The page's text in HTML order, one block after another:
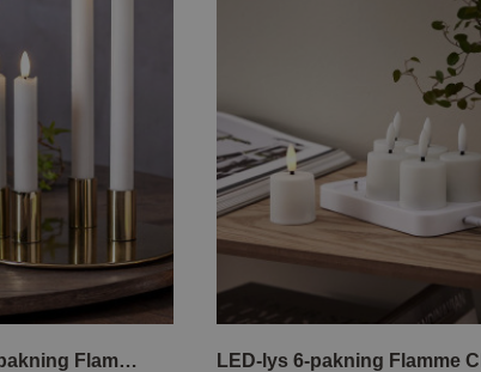
LED Antikklys 2-pakning Flamme Rustic 15 cm